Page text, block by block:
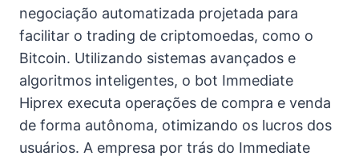
negociação automatizada projetada para
facilitar o trading de criptomoedas, como o
Bitcoin. Utilizando sistemas avançados e
algoritmos inteligentes, o bot Immediate
Hiprex executa operações de compra e venda
de forma autônoma, otimizando os lucros dos
usuários. A empresa por trás do Immediate